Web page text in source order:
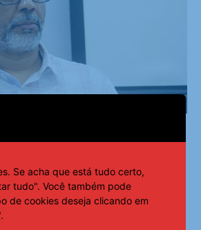
da Coalizão Orfandade e
Foto: Norian Segatto/Divulgação
da Avico, as ações de reparação
Se acha que está tudo certo,
tudo". Você também pode
de cookies deseja clicando em